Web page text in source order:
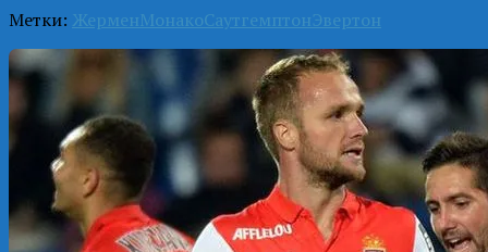
Метки: ЖерменМонакоСаутгемптон Эвертон